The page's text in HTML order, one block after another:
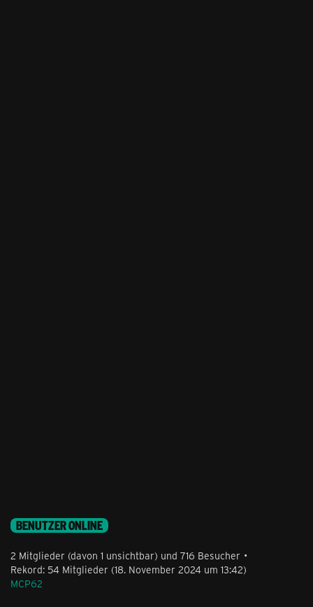
BENUTZER ONLINE
2 Mitglieder (davon 1 unsichtbar) und 716 Besucher
Rekord: 54 Mitglieder (18. November 2024 um 13:42)
MCP62